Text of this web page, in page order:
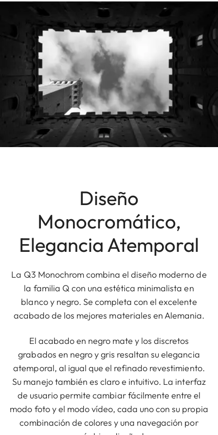
Diseño
Monocromático,
Elegancia Atemporal
La Q3 Monochrom combina el diseño moderno de
la familia Q con una estética minimalista en
blanco y negro. Se completa con el excelente
acabado de los mejores materiales en Alemania.
El acabado en negro mate y los discretos
grabados en negro y gris resaltan su elegancia
atemporal, al igual que el refinado revestimiento.
Su manejo también es claro e intuitivo. La interfaz
de usuario permite cambiar fácilmente entre el
modo foto y el modo vídeo, cada uno con su propia
combinación de colores y una navegación por